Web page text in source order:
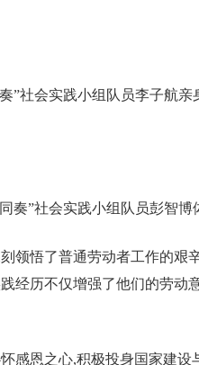
”社会实践小组队员李子航
奏”社会实践小组队员彭智
领悟了普通劳动者工作的艰
经历不仅增强了他们的劳动
感恩之心,积极投身国家建设